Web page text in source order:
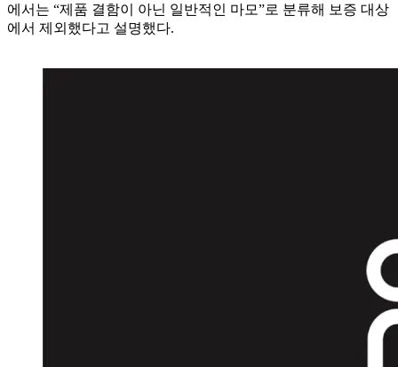
에서는 “제품 결함이 아닌 일반적인 마모”로 분류해 보증 대상
에서 제외했다고 설명했다.